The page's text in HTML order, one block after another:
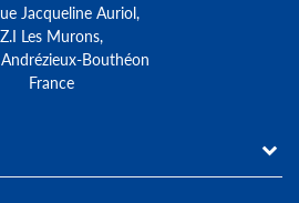
Jacqueline Auriol,
Z.I Les Murons,
Bouthéon
France